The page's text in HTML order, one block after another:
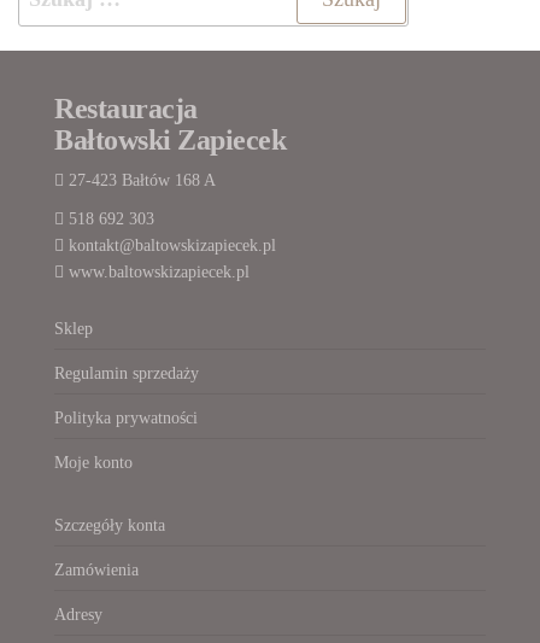
Restauracja
Bałtowski Zapiecek
27-423 Bałtów 168 A
518 692 303
kontakt@baltowskizapiecek.pl
www.baltowskizapiecek.pl
Sklep
Regulamin sprzedaży
Polityka prywatności
Moje konto
Szczegóły konta
Zamówienia
Adresy